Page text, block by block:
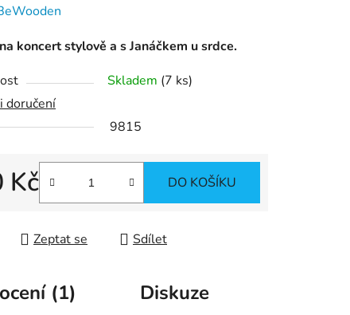
koncert stylově a s Janáčkem u srdce.
Skladem (7 ks)
doručení
9815
Kč DO KOŠÍKU
Zeptat se Sdílet
(1) Diskuze